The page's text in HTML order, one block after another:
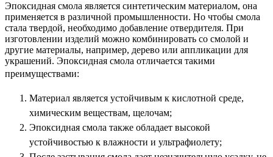
Эпоксидная смола является синтетическим материалом, она
применяется в различной промышленности. Но чтобы смола
стала твердой, необходимо добавление отвердителя. При
изготовлении изделий можно комбинировать со смолой и
другие материалы, например, дерево или аппликации для
украшений. Эпоксидная смола отличается такими
преимуществами:
Материал является устойчивым к кислотной среде,
химическим веществам, щелочам;
Эпоксидная смола также обладает высокой
устойчивостью к влажности и ультрафиолету;